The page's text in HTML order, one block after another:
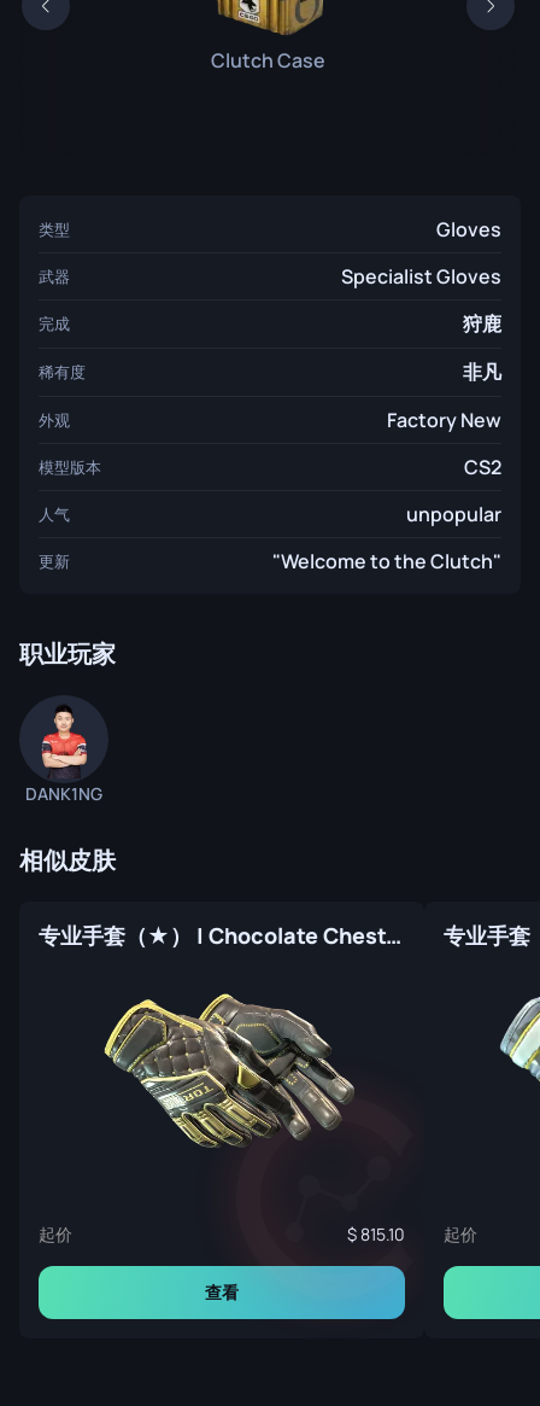
Clutch Case
类型 Gloves
武器 Specialist Gloves
完成 狩鹿
稀有度 非凡
外观 Factory New
模型版本 CS2
人气 unpopular
更新 "Welcome to the Clutch"
职业玩家
DANK1NG
相似皮肤
专业手套（★） | Chocolate Chesterfield (崭新出厂)
起价 815.10
查看
起价